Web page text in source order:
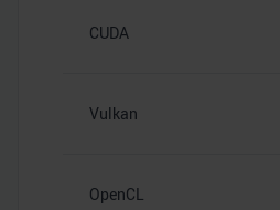
CUDA
Vulkan
OpenCL